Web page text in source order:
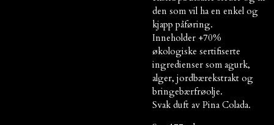
den som vil ha en enkel og
kjapp påføring.
Inneholder +70%
økologiske sertifiserte
ingredienser som agurk,
alger, jordbærekstrakt og
bringebærfrøolje.
Svak duft av Pina Colada.